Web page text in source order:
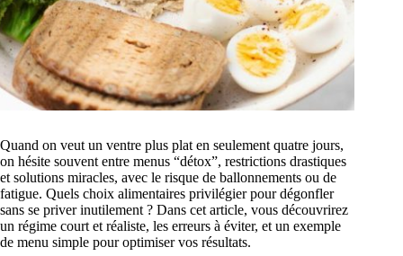
Quand on veut un ventre plus plat en seulement quatre jours,
on hésite souvent entre menus “détox”, restrictions drastiques
et solutions miracles, avec le risque de ballonnements ou de
fatigue. Quels choix alimentaires privilégier pour dégonfler
sans se priver inutilement ? Dans cet article, vous découvrirez
un régime court et réaliste, les erreurs à éviter, et un exemple
de menu simple pour optimiser vos résultats.